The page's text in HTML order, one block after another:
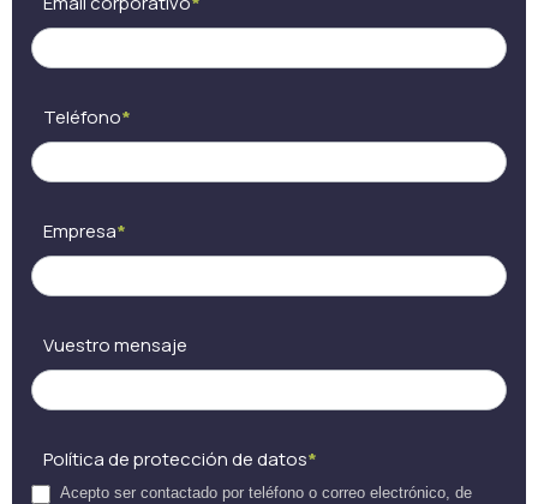
Teléfono*
Empresa*
Vuestro mensaje
Política de protección de datos*
Acepto ser contactado por teléfono o correo electrónico, de